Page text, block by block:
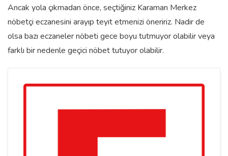
Ancak yola çıkmadan önce, seçtiğiniz Karaman Merkez
nöbetçi eczanesini arayıp teyit etmenizi öneririz. Nadir de
olsa bazı eczaneler nöbeti gece boyu tutmuyor olabilir veya
farklı bir nedenle geçici nöbet tutuyor olabilir.